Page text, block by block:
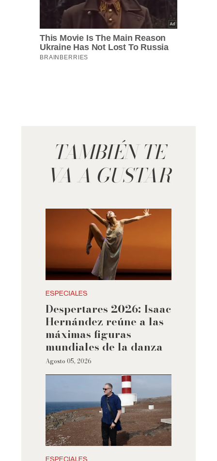
TAMBIÉN TE
VA A GUSTAR
ESPECIALES
Despertares 2026: Isaac
Hernández reúne a las
máximas figuras
mundiales de la danza
Agosto 05, 2026
ESPECIALES